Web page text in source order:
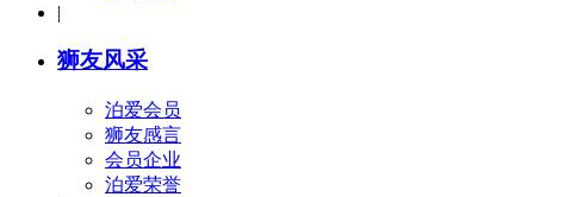
|
狮友风采
泊爱会员
狮友感言
会员企业
泊爱荣誉